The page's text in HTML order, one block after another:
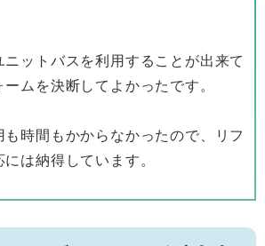
ットバスを利用することが出来て
ムを決断してよかったです。
時間もかからなかったので、リフ
は納得しています。